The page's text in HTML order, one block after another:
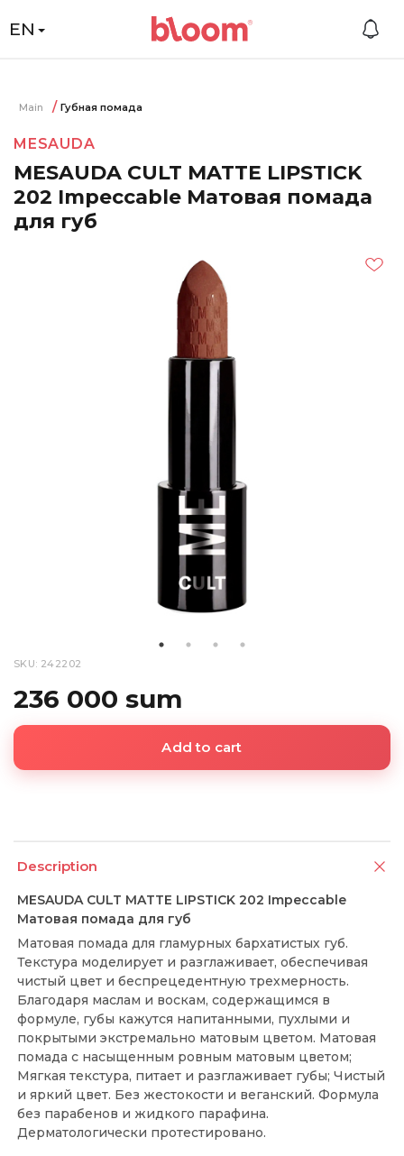
EN
Main Губная помада
MESAUDA
MESAUDA CULT MATTE LIPSTICK
202 Impeccable Матовая помада
для губ
SKU: 242202
236 000 sum
Add to cart
Description
MESAUDA CULT MATTE LIPSTICK 202 Impeccable
Матовая помада для губ
Матовая помада для гламурных бархатистых губ.
Текстура моделирует и разглаживает, обеспечивая
чистый цвет и беспрецедентную трехмерность.
Благодаря маслам и воскам, содержащимся в
формуле, губы кажутся напитанными, пухлыми и
покрытыми экстремально матовым цветом. Матовая
помада с насыщенным ровным матовым цветом;
Мягкая текстура, питает и разглаживает губы; Чистый
и яркий цвет. Без жестокости и веганский. Формула
без парабенов и жидкого парафина.
Дерматологически протестировано.